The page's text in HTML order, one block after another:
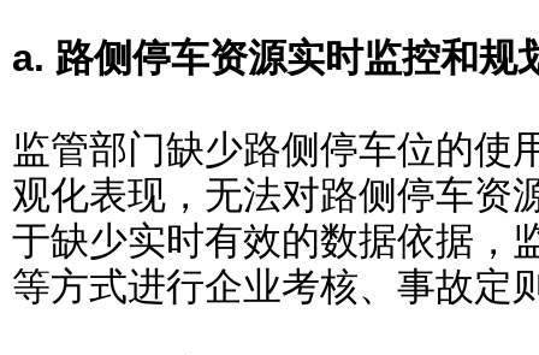
a. 路侧停车资源实时监控和规
监管部门缺少路侧停车位的使
观化表现，无法对路侧停车资
于缺少实时有效的数据依据，
等方式进行企业考核、事故定